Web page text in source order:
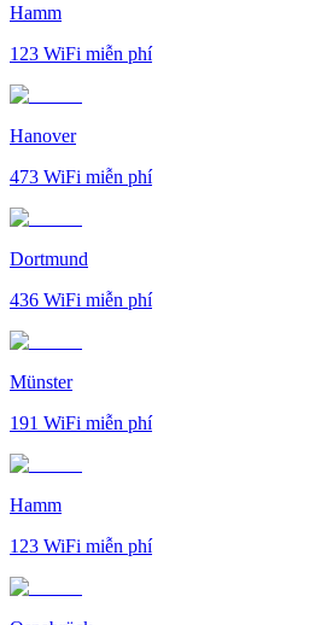
Hamm
123 WiFi miễn phí
Hanover
473 WiFi miễn phí
Dortmund
436 WiFi miễn phí
Münster
191 WiFi miễn phí
Hamm
123 WiFi miễn phí